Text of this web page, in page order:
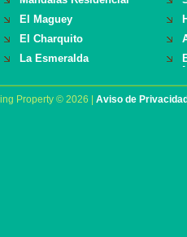
El Maguey
El Charquito
La Esmeralda
Property © 2026 | Aviso de